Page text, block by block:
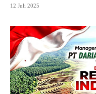
12 Juli 2025